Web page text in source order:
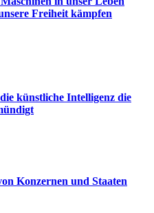
Freiheit kämpfen
künstliche Intelligenz die
Konzernen und Staaten